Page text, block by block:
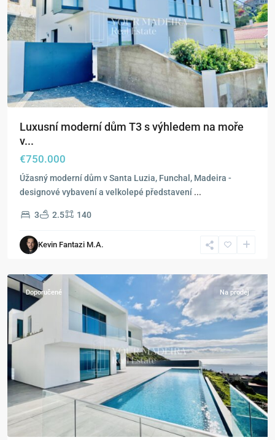
Luxusní moderní dům T3 s výhledem na moře
v...
€750.000
Úžasný moderní dům v Santa Luzia, Funchal, Madeira -
designové vybavení a velkolepé představení ...
3 2.5 140
Kevin Fantazi M.A.
Doporučené Na prodej